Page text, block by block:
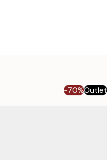
-70%Outlet